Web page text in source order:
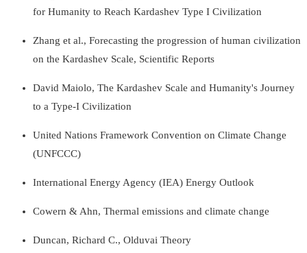
for Humanity to Reach Kardashev Type I Civilization
Zhang et al., Forecasting the progression of human civilization
on the Kardashev Scale, Scientific Reports
David Maiolo, The Kardashev Scale and Humanity's Journey
to a Type-I Civilization
United Nations Framework Convention on Climate Change
(UNFCCC)
International Energy Agency (IEA) Energy Outlook
Cowern & Ahn, Thermal emissions and climate change
Duncan, Richard C., Olduvai Theory